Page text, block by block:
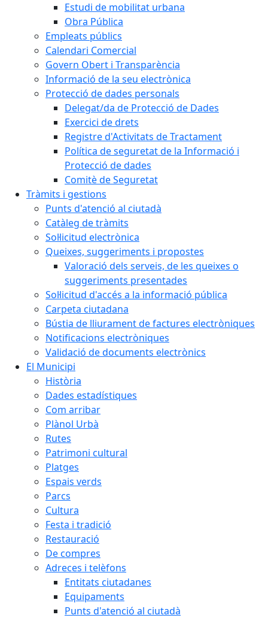
Estudi de mobilitat urbana
Obra Pública
Empleats públics
Calendari Comercial
Govern Obert i Transparència
Informació de la seu electrònica
Protecció de dades personals
Delegat/da de Protecció de Dades
Exercici de drets
Registre d'Activitats de Tractament
Política de seguretat de la Informació i
Protecció de dades
Comitè de Seguretat
Tràmits i gestions
Punts d'atenció al ciutadà
Catàleg de tràmits
Sol·licitud electrònica
Queixes, suggeriments i propostes
Valoració dels serveis, de les queixes o
suggeriments presentades
Sol·licitud d'accés a la informació pública
Carpeta ciutadana
Bústia de lliurament de factures electròniques
Notificacions electròniques
Validació de documents electrònics
El Municipi
Història
Dades estadístiques
Com arribar
Plànol Urbà
Rutes
Patrimoni cultural
Platges
Espais verds
Parcs
Cultura
Festa i tradició
Restauració
De compres
Adreces i telèfons
Entitats ciutadanes
Equipaments
Punts d'atenció al ciutadà